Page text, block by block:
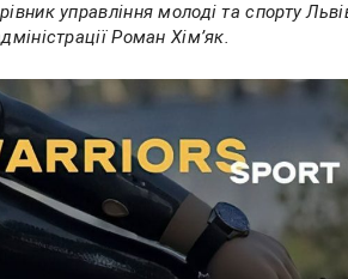
управління молоді та спорту
Роман Хімʼяк.